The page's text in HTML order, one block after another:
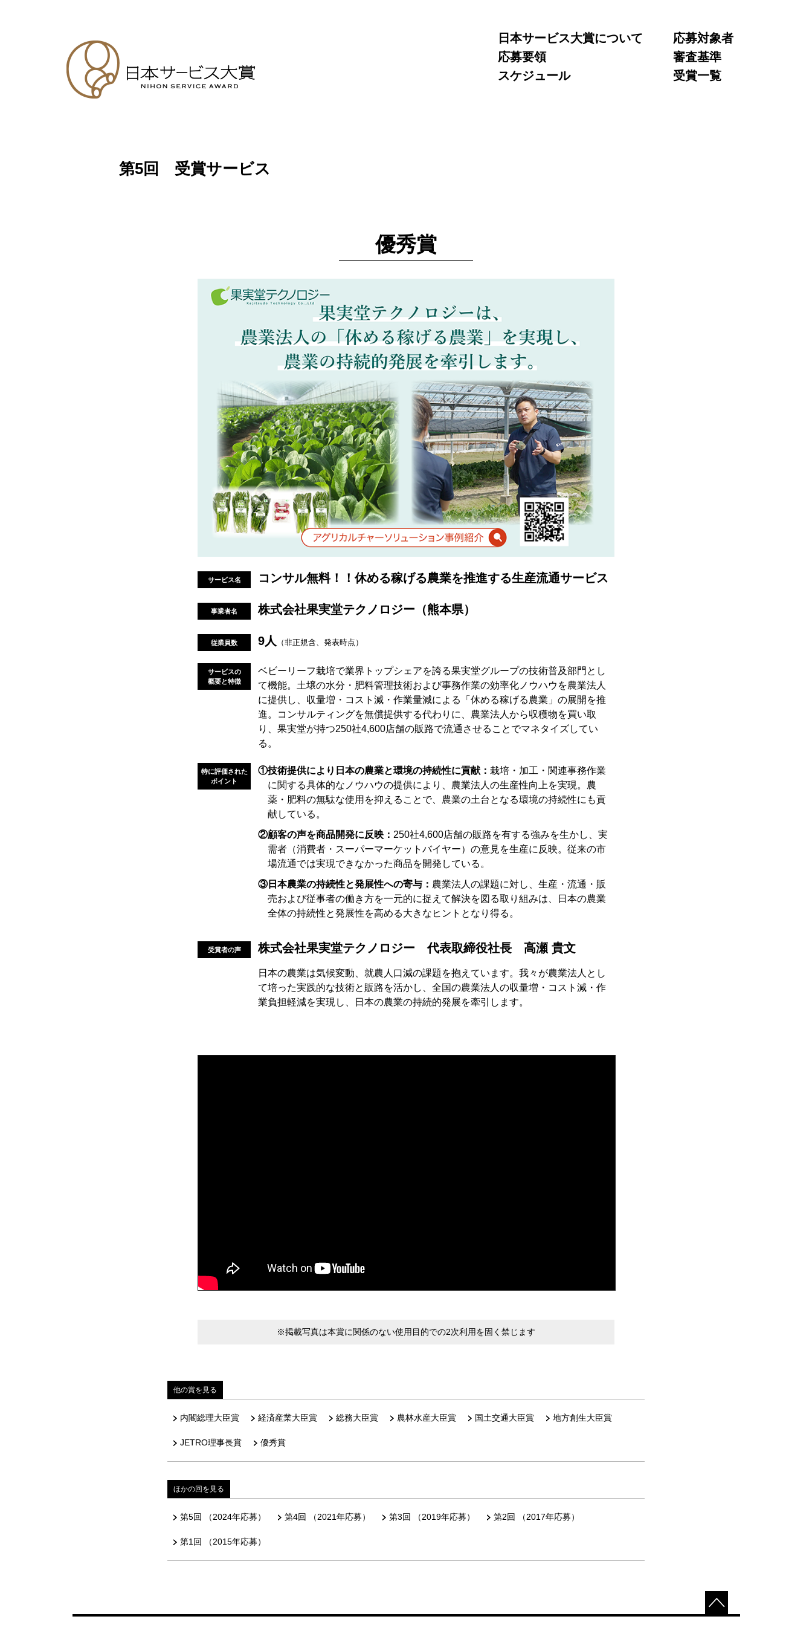
日本サービス大賞について
応募要領
スケジュール
応募対象者
審査基準
受賞一覧
第5回 受賞サービス
優秀賞
サービス名 コンサル無料！！休める稼げる農業を推進する生産流通サービス
事業者名 株式会社果実堂テクノロジー（熊本県）
従業員数 9人 （非正規含、発表時点）
サービスの
概要と特徴
ベビーリーフ栽培で業界トップシェアを誇る果実堂グループの技術普及部門とし
て機能。土壌の水分・肥料管理技術および事務作業の効率化ノウハウを農業法人
に提供し、収量増・コスト減・作業量減による「休める稼げる農業」の展開を推
進。コンサルティングを無償提供する代わりに、農業法人から収穫物を買い取
り、果実堂が持つ250社4,600店舗の販路で流通させることでマネタイズしてい
る。
特に評価された
ポイント
①技術提供により日本の農業と環境の持続性に貢献： 栽培・加工・関連事務作業
に関する具体的なノウハウの提供により、農業法人の生産性向上を実現。農
薬・肥料の無駄な使用を抑えることで、農業の土台となる環境の持続性にも貢
献している。
②顧客の声を商品開発に反映： 250社4,600店舗の販路を有する強みを生かし、実
需者（消費者・スーパーマーケットバイヤー）の意見を生産に反映。従来の市
場流通では実現できなかった商品を開発している。
③日本農業の持続性と発展性への寄与： 農業法人の課題に対し、生産・流通・販
売および従事者の働き方を一元的に捉えて解決を図る取り組みは、日本の農業
全体の持続性と発展性を高める大きなヒントとなり得る。
受賞者の声 株式会社果実堂テクノロジー 代表取締役社長 高瀬 貴文
日本の農業は気候変動、就農人口減の課題を抱えています。我々が農業法人とし
て培った実践的な技術と販路を活かし、全国の農業法人の収量増・コスト減・作
業負担軽減を実現し、日本の農業の持続的発展を牽引します。
※掲載写真は本賞に関係のない使用目的での2次利用を固く禁じます
他の賞を見る
内閣総理大臣賞 経済産業大臣賞 総務大臣賞 農林水産大臣賞 国土交通大臣賞 地方創生大臣賞
JETRO理事長賞 優秀賞
ほかの回を見る
第5回 （2024年応募） 第4回 （2021年応募） 第3回 （2019年応募） 第2回 （2017年応募）
第1回 （2015年応募）